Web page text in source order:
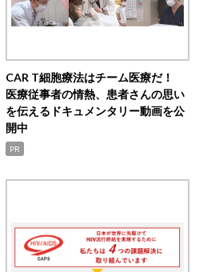
CAR T細胞療法はチーム医療だ！
医療従事者の情熱、患者さんの思い
を伝えるドキュメンタリー動画を公
開中
PR